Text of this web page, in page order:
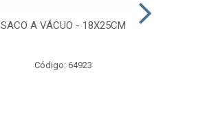
SACO A VÁCUO - 18X25CM
Código: 64923